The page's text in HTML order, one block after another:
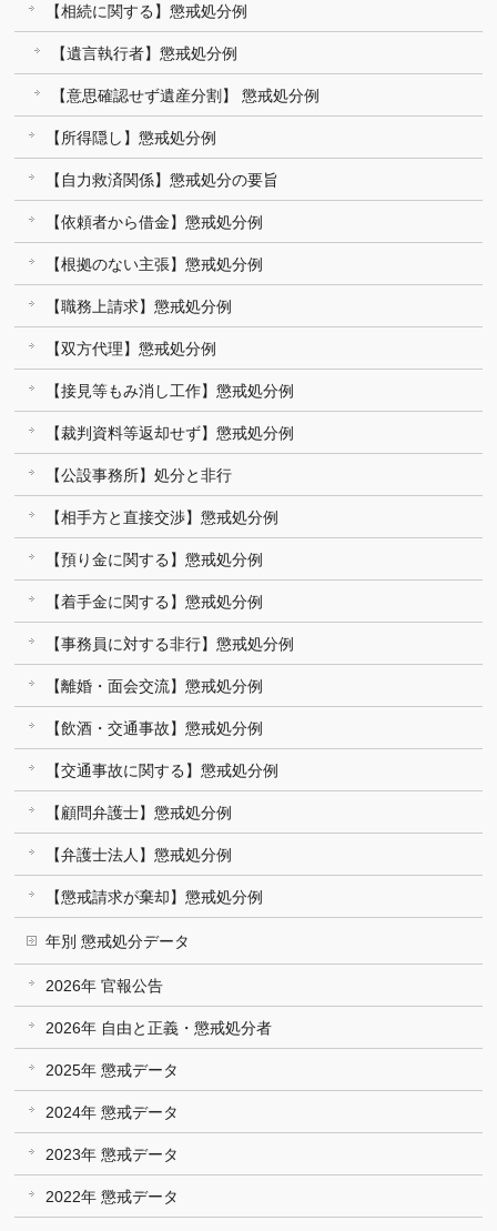
【相続に関する】懲戒処分例
【遺言執行者】懲戒処分例
【意思確認せず遺産分割】 懲戒処分例
【所得隠し】懲戒処分例
【自力救済関係】懲戒処分の要旨
【依頼者から借金】懲戒処分例
【根拠のない主張】懲戒処分例
【職務上請求】懲戒処分例
【双方代理】懲戒処分例
【接見等もみ消し工作】懲戒処分例
【裁判資料等返却せず】懲戒処分例
【公設事務所】処分と非行
【相手方と直接交渉】懲戒処分例
【預り金に関する】懲戒処分例
【着手金に関する】懲戒処分例
【事務員に対する非行】懲戒処分例
【離婚・面会交流】懲戒処分例
【飲酒・交通事故】懲戒処分例
【交通事故に関する】懲戒処分例
【顧問弁護士】懲戒処分例
【弁護士法人】懲戒処分例
【懲戒請求が棄却】懲戒処分例
年別 懲戒処分データ
2026年 官報公告
2026年 自由と正義・懲戒処分者
2025年 懲戒データ
2024年 懲戒データ
2023年 懲戒データ
2022年 懲戒データ